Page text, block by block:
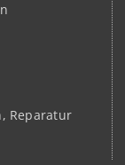
Reparatur